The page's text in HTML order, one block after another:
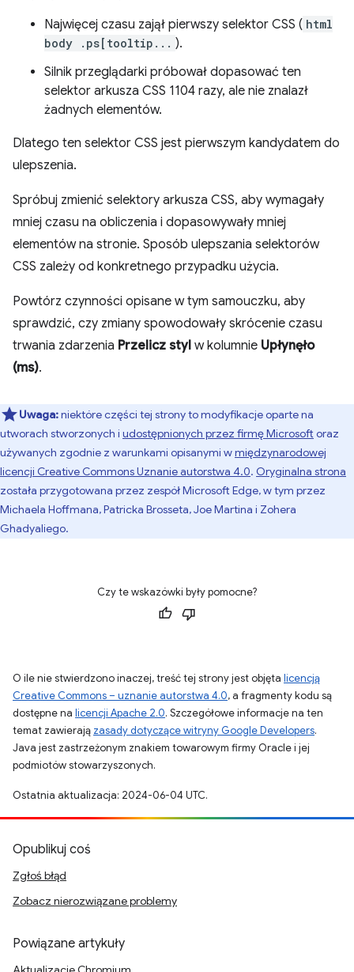
Najwięcej czasu zajął pierwszy selektor CSS ( html
body .ps[tooltip... ).
Silnik przeglądarki próbował dopasować ten
selektor arkusza CSS 1104 razy, ale nie znalazł
żadnych elementów.
Dlatego ten selektor CSS jest pierwszym kandydatem do
ulepszenia.
Spróbuj zmienić selektory arkusza CSS, aby wymagały
mniej czasu na obliczenia i dopasowywały mniej
elementów na stronie. Sposób ulepszania selektorów
CSS zależy od konkretnego przypadku użycia.
Powtórz czynności opisane w tym samouczku, aby
sprawdzić, czy zmiany spowodowały skrócenie czasu
trwania zdarzenia Przelicz styl w kolumnie Upłynęło
(ms).
Uwaga:niektóre części tej strony to modyfikacje oparte na
utworach stworzonych i udostępnionych przez firmę Microsoft oraz
używanych zgodnie z warunkami opisanymi wmiędzynarodowej
licencji Creative Commons Uznanie autorstwa 4.0. Oryginalna strona
została przygotowana przez zespół Microsoft Edge, w tym przez
Michaela Hoffmana, Patricka Brosseta, Joe Martina i Zohera
Ghadyaliego.
Czy te wskazówki były pomocne?
O ile nie stwierdzono inaczej, treść tej strony jest objęta licencją
Creative Commons – uznanie autorstwa 4.0, a fragmenty kodu są
dostępne na licencji Apache 2.0. Szczegółowe informacje na ten
temat zawierają zasady dotyczące witryny Google Developers.
Java jest zastrzeżonym znakiem towarowym firmy Oracle i jej
podmiotów stowarzyszonych.
Ostatnia aktualizacja: 2024-06-04 UTC.
Opublikuj coś
Zgłoś błąd
Zobacz nierozwiązane problemy
Powiązane artykuły